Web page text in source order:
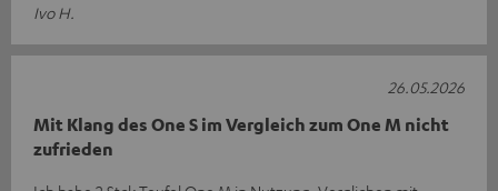
Ivo H.
Mit Klang des One S im Vergleich zum One M nicht
zufrieden
26.05.2026